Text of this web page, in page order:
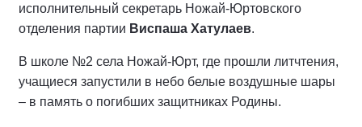
исполнительный секретарь Ножай-Юртовского
отделения партии Виспаша Хатулаев.
В школе №2 села Ножай-Юрт, где прошли литчтения,
учащиеся запустили в небо белые воздушные шары
– в память о погибших защитниках Родины.